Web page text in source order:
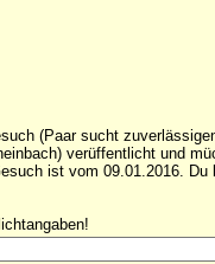
(Paar sucht
verüffentlicht und
ist vom 09.01.2016. Du